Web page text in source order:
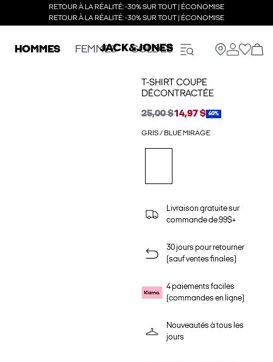
RETOUR À LA RÉALITÉ: -30% SUR TOUT | ÉCONOMISE
RETOUR À LA RÉALITÉ: -30% SUR TOUT | ÉCONOMISE
HOMMES FEMMES SOLDES
T-SHIRT COUPE
DÉCONTRACTÉE
25,00 $14,97 $ 40%
GRIS / BLUE MIRAGE
Livraison gratuite sur
commande de 99$+
30 jours pour retourner
(sauf ventes finales)
4 paiements faciles
(commandes en ligne)
Nouveautés à tous les
jours